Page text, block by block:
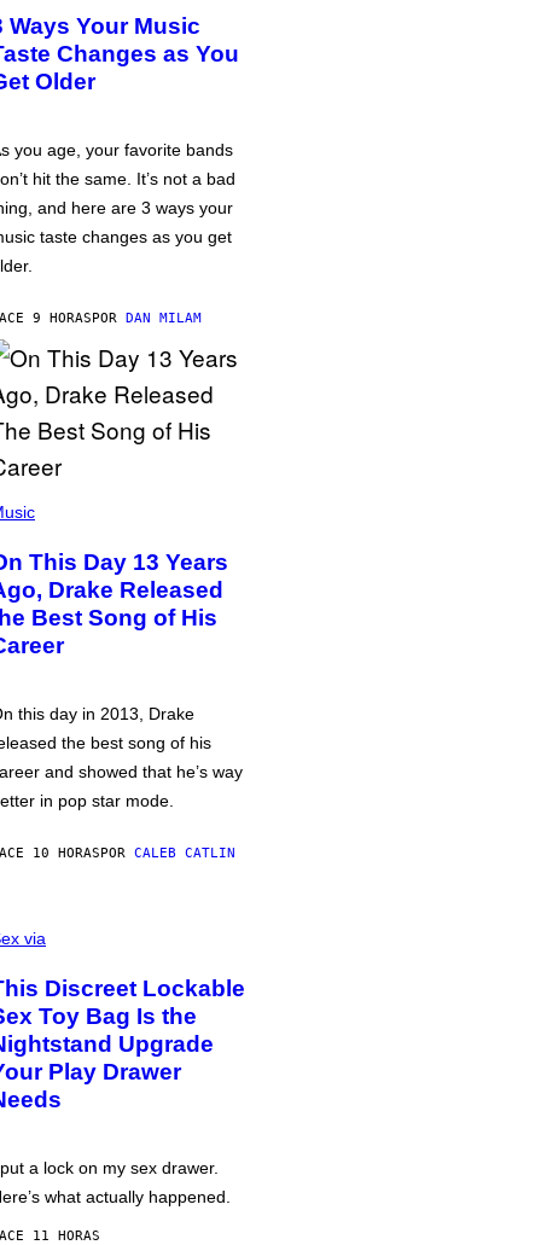
Ways Your Music
Changes as You
Older
you age, your favorite bands
hit the same. It’s not a bad
and here are 3 ways your
taste changes as you get
9 HORASPOR DAN MILAM
This Day 13 Years
Drake Released
Best Song of His
this day in 2013, Drake
the best song of his
and showed that he’s way
in pop star mode.
10 HORASPOR CALEB CATLIN
via
Discreet Lockable
Toy Bag Is the
Upgrade
Play Drawer
a lock on my sex drawer.
what actually happened.
11 HORAS